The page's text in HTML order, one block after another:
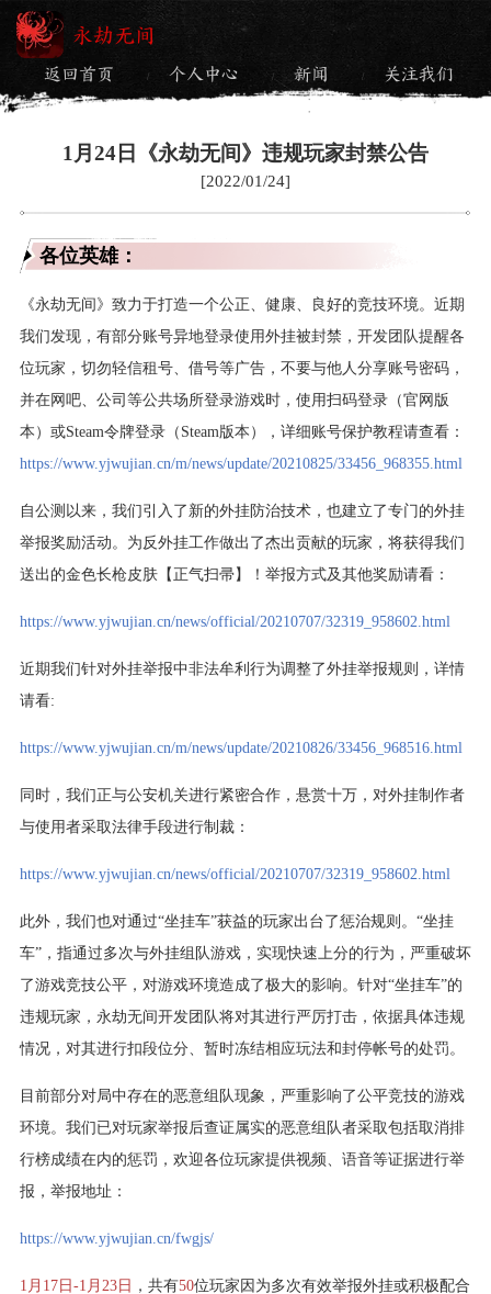
永劫无间
返回首页 / 个人中心 / 新闻 / 关注我们
1月24日《永劫无间》违规玩家封禁公告
[2022/01/24]
各位英雄：
《永劫无间》致力于打造一个公正、健康、良好的竞技环境。近期
我们发现，有部分账号异地登录使用外挂被封禁，开发团队提醒各
位玩家，切勿轻信租号、借号等广告，不要与他人分享账号密码，
并在网吧、公司等公共场所登录游戏时，使用扫码登录（官网版
本）或Steam令牌登录（Steam版本），详细账号保护教程请查看：
https://www.yjwujian.cn/m/news/update/20210825/33456_968355.html
自公测以来，我们引入了新的外挂防治技术，也建立了专门的外挂
举报奖励活动。为反外挂工作做出了杰出贡献的玩家，将获得我们
送出的金色长枪皮肤【正气扫帚】！举报方式及其他奖励请看：
https://www.yjwujian.cn/news/official/20210707/32319_958602.html
近期我们针对外挂举报中非法牟利行为调整了外挂举报规则，详情
请看:
https://www.yjwujian.cn/m/news/update/20210826/33456_968516.html
同时，我们正与公安机关进行紧密合作，悬赏十万，对外挂制作者
与使用者采取法律手段进行制裁：
https://www.yjwujian.cn/news/official/20210707/32319_958602.html
此外，我们也对通过“坐挂车”获益的玩家出台了惩治规则。“坐挂
车”，指通过多次与外挂组队游戏，实现快速上分的行为，严重破坏
了游戏竞技公平，对游戏环境造成了极大的影响。针对“坐挂车”的
违规玩家，永劫无间开发团队将对其进行严厉打击，依据具体违规
情况，对其进行扣段位分、暂时冻结相应玩法和封停帐号的处罚。
目前部分对局中存在的恶意组队现象，严重影响了公平竞技的游戏
环境。我们已对玩家举报后查证属实的恶意组队者采取包括取消排
行榜成绩在内的惩罚，欢迎各位玩家提供视频、语音等证据进行举
报，举报地址：
https://www.yjwujian.cn/fwgjs/
1月17日-1月23日 ，共有50位玩家因为多次有效举报外挂或积极配合